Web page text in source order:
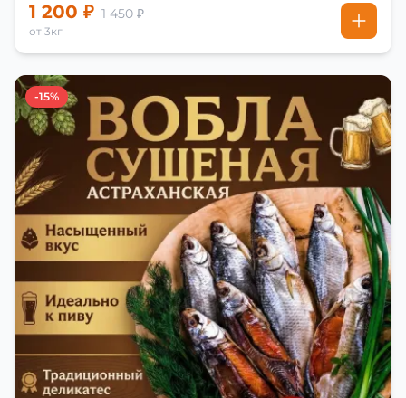
1 200 ₽ 1 450 ₽
от 3кг
-15%